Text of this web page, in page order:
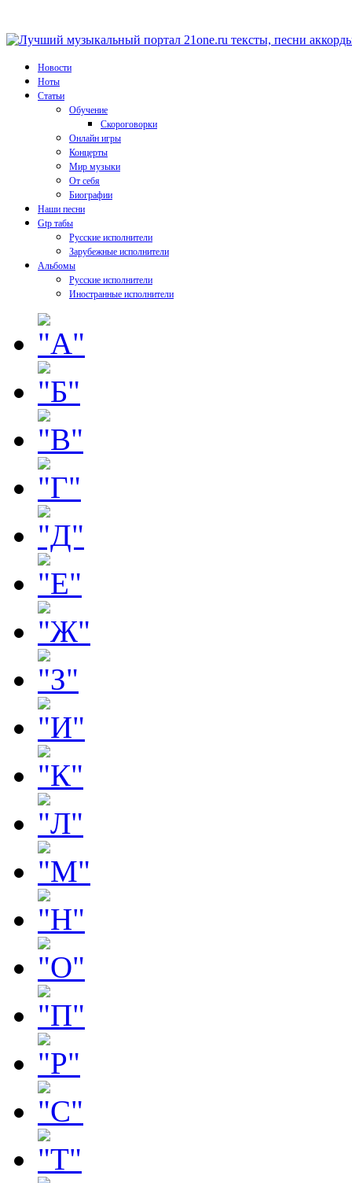
Новости
Ноты
Статьи
Обучение
Скороговорки
Онлайн игры
Концерты
Мир музыки
От себя
Биографии
Наши песни
Gtp табы
Русские исполнители
Зарубежные исполнители
Альбомы
Русские исполнители
Иностранные исполнители